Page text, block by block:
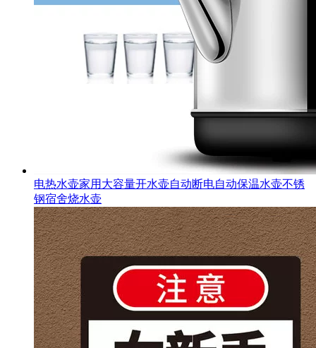
电热水壶家用大容量开水壶自动断电自动保温水壶不锈
钢宿舍烧水壶